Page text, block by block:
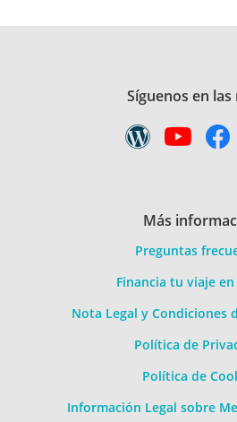
Síguenos en las
Más
Preguntas
Financia tu viaje
Nota Legal y Condiciones
Política de
Política de
Información Legal sobre